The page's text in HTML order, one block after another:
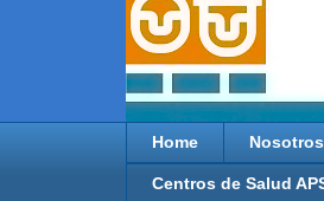
Home Nosotros
Centros de Salud